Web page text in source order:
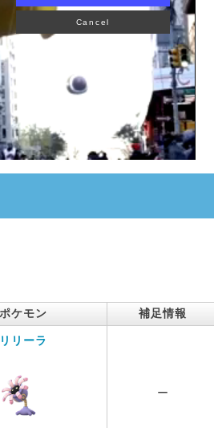
Cancel
ポケモン 補足情報
リリーラ
ー